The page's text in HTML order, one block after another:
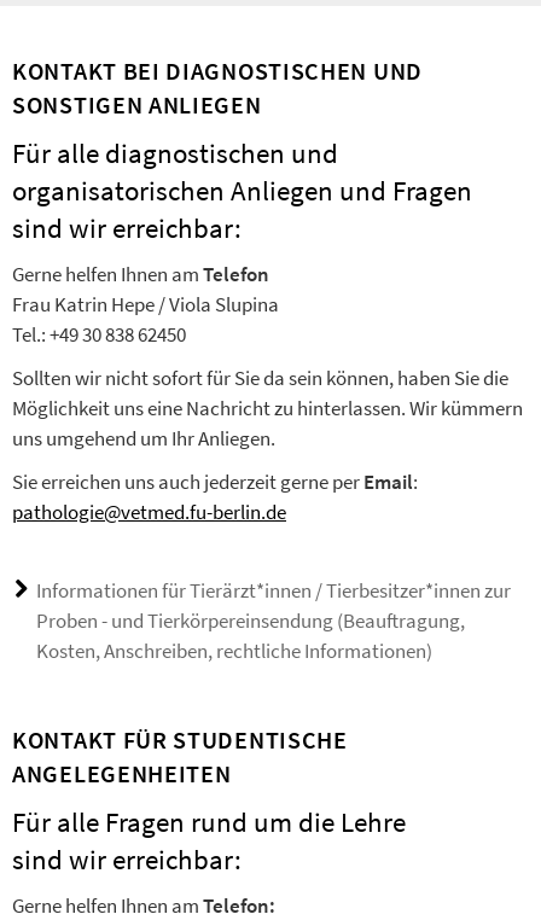
KONTAKT BEI DIAGNOSTISCHEN UND
SONSTIGEN ANLIEGEN
Für alle diagnostischen und
organisatorischen Anliegen und Fragen
sind wir erreichbar:
Gerne helfen Ihnen amTelefon
Frau Katrin Hepe / Viola Slupina
Tel.: +49 30 838 62450
Sollten wir nicht sofort für Sie da sein können, haben Sie die
Möglichkeit uns eine Nachricht zu hinterlassen. Wir kümmern
uns umgehend um Ihr Anliegen.
Sie erreichen uns auch jederzeit gerne perEmail:
pathologie@vetmed.fu-berlin.de
Informationen für Tierärzt*innen / Tierbesitzer*innen zur
Proben - und Tierkörpereinsendung (Beauftragung,
Kosten, Anschreiben, rechtliche Informationen)
KONTAKT FÜR STUDENTISCHE
ANGELEGENHEITEN
Für alle Fragen rund um die Lehre
sind wir erreichbar:
Gerne helfen Ihnen amTelefon: